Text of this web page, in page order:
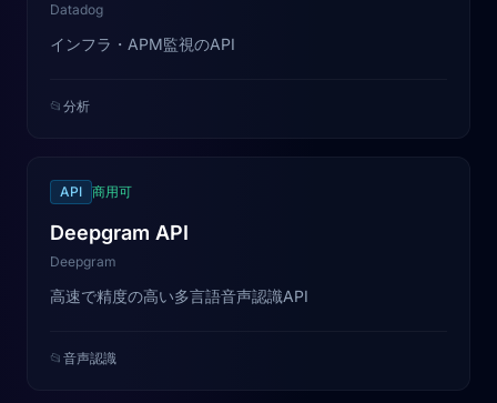
Datadog
インフラ・APM監視のAPI
📂 分析
API 商用可
Deepgram API
Deepgram
高速で精度の高い多言語音声認識API
📂 音声認識